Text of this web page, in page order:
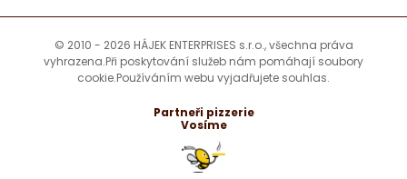
© 2010 - 2026 HÁJEK ENTERPRISES s.r.o., všechna práva
vyhrazena.Při poskytování služeb nám pomáhají soubory
cookie.Používáním webu vyjadřujete souhlas.
Partneři pizzerie
Vosíme